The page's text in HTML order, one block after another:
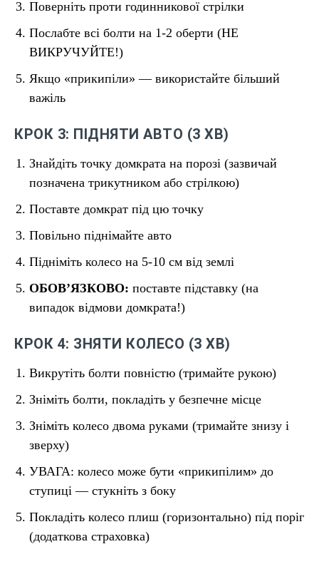
Поверніть проти годинникової стрілки
Послабте всі болти на 1-2 оберти (НЕ
ВИКРУЧУЙТЕ!)
Якщо «прикипіли» — використайте більший
важіль
КРОК 3: ПІДНЯТИ АВТО (3 ХВ)
Знайдіть точку домкрата на порозі (зазвичай
позначена трикутником або стрілкою)
Поставте домкрат під цю точку
Повільно піднімайте авто
Підніміть колесо на 5-10 см від землі
ОБОВ’ЯЗКОВО: поставте підставку (на
випадок відмови домкрата!)
КРОК 4: ЗНЯТИ КОЛЕСО (3 ХВ)
Викрутіть болти повністю (тримайте рукою)
Зніміть болти, покладіть у безпечне місце
Зніміть колесо двома руками (тримайте знизу і
зверху)
УВАГА: колесо може бути «прикипілим» до
ступиці — стукніть з боку
Покладіть колесо плиш (горизонтально) під поріг
(додаткова страховка)